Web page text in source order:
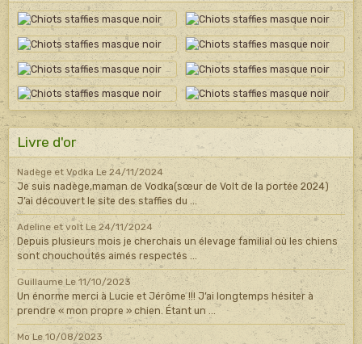
Livre d'or
Nadège et Vodka Le 24/11/2024
Je suis nadège,maman de Vodka(sœur de Volt de la portée 2024)
J’ai découvert le site des staffies du ...
Adeline et volt Le 24/11/2024
Depuis plusieurs mois je cherchais un élevage familial où les chiens
sont chouchoutés aimés respectés ...
Guillaume Le 11/10/2023
Un énorme merci à Lucie et Jérôme !!! J’ai longtemps hésiter à
prendre « mon propre » chien. Étant un ...
Mo Le 10/08/2023